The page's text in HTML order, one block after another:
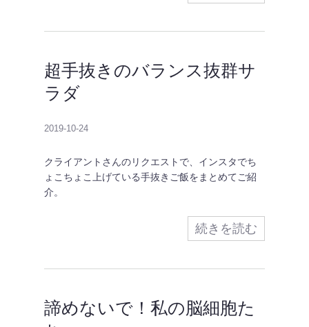
超手抜きのバランス抜群サ
ラダ
2019-10-24
クライアントさんのリクエストで、インスタでち
ょこちょこ上げている手抜きご飯をまとめてご紹
介。
続きを読む
諦めないで！私の脳細胞た